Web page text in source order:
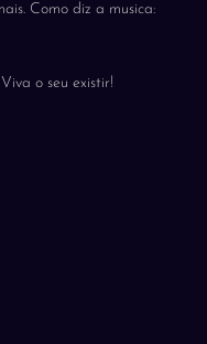
Como diz a musica:
o seu existir!